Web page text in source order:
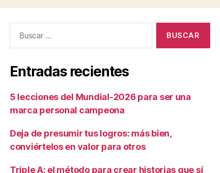
Entradas recientes
5 lecciones del Mundial-2026 para ser una
marca personal campeona
Deja de presumir tus logros: más bien,
conviértelos en valor para otros
Triple A: el método para crear historias que sí